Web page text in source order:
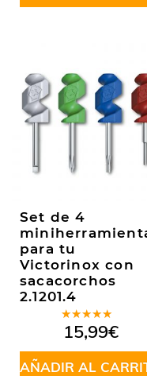
Set de 4
para tu
Victorinox con
sacacorchos
2.1201.4
Valorado
en5.00de
5
15,99€
AÑADIR AL